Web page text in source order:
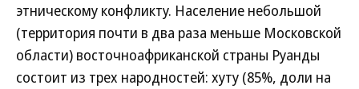
этническому конфликту. Население небольшой
(территория почти в два раза меньше Московской
области) восточноафриканской страны Руанды
состоит из трех народностей: хуту (85%, доли на